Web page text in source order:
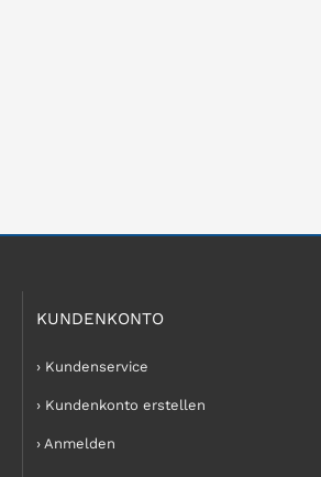
KUNDENKONTO
› Kundenservice
› Kundenkonto erstellen
› Anmelden